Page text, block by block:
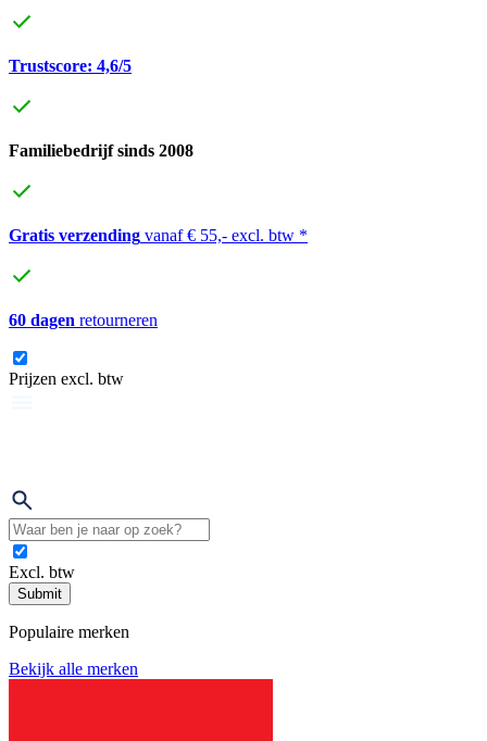
Trustscore: 4,6/5
Familiebedrijf sinds 2008
Gratis verzending vanaf € 55,- excl. btw *
60 dagen retourneren
Prijzen excl. btw
Excl. btw
Submit
Populaire merken
Bekijk alle merken